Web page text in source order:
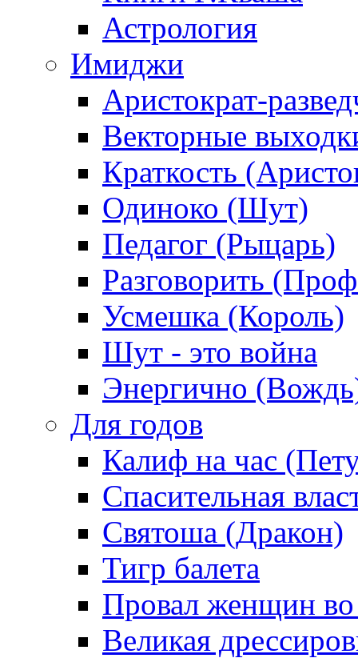
Астрология
Имиджи
Аристократ-
Векторные
Краткость
Одиноко (Шут)
Педагог (Рыцарь)
Разговорить
Усмешка (Король)
Шут - это война
Энергично
Для годов
Калиф на час
Спасительная
Святоша (Дракон)
Тигр балета
Провал женщин во
Великая